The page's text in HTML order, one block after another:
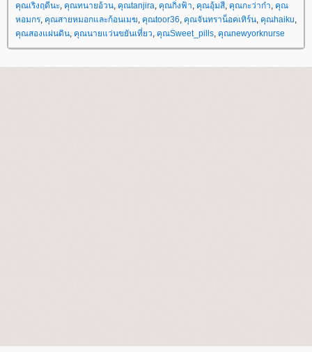
คุณเริงฤดีนะ, คุณทนายอ้วน, คุณtanjira, คุณกิ่งฟ้า, คุณอุ้มสี, คุณกะว่าก๋า, คุณ
หอมกร, คุณสายหมอกและก้อนเมฆ, คุณtoor36, คุณจันทราน็อคเทิร์น, คุณhaiku,
คุณสองแผ่นดิน, คุณนายแว่นขยันเที่ยว, คุณSweet_pills, คุณnewyorknurse